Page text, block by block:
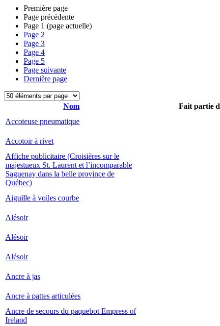
Première page
Page précédente
Page 1 (page actuelle)
Page 2
Page 3
Page 4
Page 5
Page suivante
Dernière page
Nom
Fait partie
Accoteuse pneumatique
Accotoir à rivet
Affiche publicitaire (Croisières sur le
majestueux St. Laurent et l’incomparable
Saguenay dans la belle province de
Québec)
Aiguille à voiles courbe
Alésoir
Alésoir
Alésoir
Ancre à jas
Ancre à pattes articulées
Ancre de secours du paquebot Empress of
Ireland